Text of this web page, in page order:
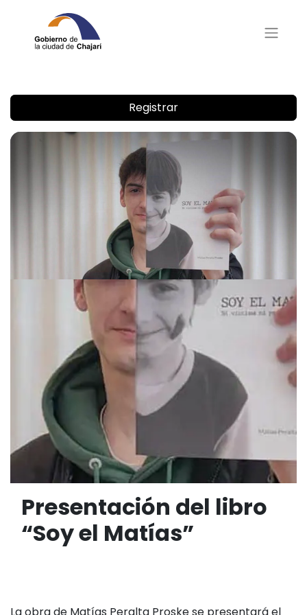
Registrar
Presentación del libro
“Soy el Matías”